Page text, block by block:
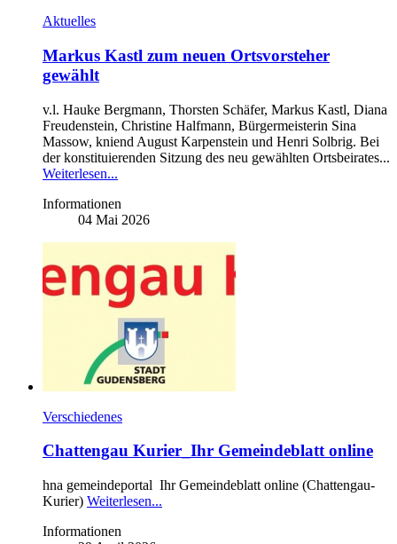
Aktuelles
Markus Kastl zum neuen Ortsvorsteher
gewählt
v.l. Hauke Bergmann, Thorsten Schäfer, Markus Kastl, Diana
Freudenstein, Christine Halfmann, Bürgermeisterin Sina
Massow, kniend August Karpenstein und Henri Solbrig. Bei
der konstituierenden Sitzung des neu gewählten Ortsbeirates...
Weiterlesen...
Informationen
04 Mai 2026
Verschiedenes
Chattengau Kurier_Ihr Gemeindeblatt online
hna gemeindeportal Ihr Gemeindeblatt online (Chattengau-
Kurier) Weiterlesen...
Informationen